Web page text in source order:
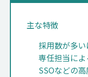
主な特徴
採用数が多
専任担当に
SSOなどの